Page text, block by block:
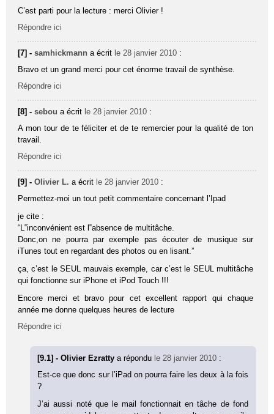
C’est parti pour la lecture : merci Olivier !
Répondre ici
[7] -samhickmann a écrit le 28 janvier 2010 :
Bravo et un grand merci pour cet énorme travail de synthèse.
Répondre ici
[8] -sebou a écrit le 28 janvier 2010 :
A mon tour de te féliciter et de te remercier pour la qualité de ton
travail.
Répondre ici
[9] -Olivier L. a écrit le 28 janvier 2010 :
Permettez-moi un tout petit commentaire concernant l’Ipad
je cite :
“L‟inconvénient est l‟absence de multitâche.
Donc,on ne pourra par exemple pas écouter de musique sur
iTunes tout en regardant des photos ou en lisant.”
ça, c’est le SEUL mauvais exemple, car c’est le SEUL multitâche
qui fonctionne sur iPhone et iPod Touch !!!
Encore merci et bravo pour cet excellent rapport qui chaque
année me donne quelques heures de lecture
Répondre ici
[9.1] - Olivier Ezrattya répondu le 28 janvier 2010 :
Est-ce que donc sur l’iPad on pourra faire les deux à la fois
?
J’ai aussi noté que le mail fonctionnait en tâche de fond